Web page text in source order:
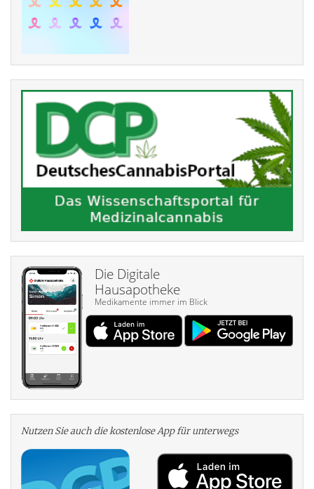
Die Digitale
Hausapotheke
Medikamente immer im Blick
Nutzen Sie auch die kosten­lose App für unterwegs